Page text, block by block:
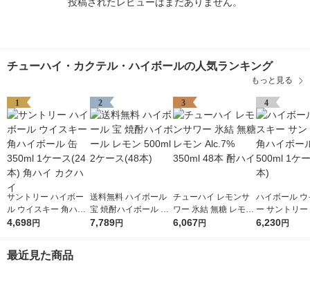
投稿されたレビューはまだありません。
チューハイ・カクテル・ハイボールの人気ランキング
もっと見る
1
サントリー ハイボー
ル ウイスキー 角ハイ
ボール 缶 350ml 1ケ
4,698円
2
送料無料 ハイボール
宝 焼酎ハイボール レ
モン 500ml 2ケース(4
7,789円
3
チューハイ レモンサ
ワー 氷結 無糖 レモン
Alc.7% 350ml 48本 酎
6,067円
4
ハイボール ウ
ー サントリ
ボール 缶
6,230円
最近見た商品